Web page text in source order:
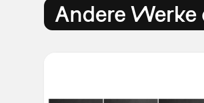
Andere